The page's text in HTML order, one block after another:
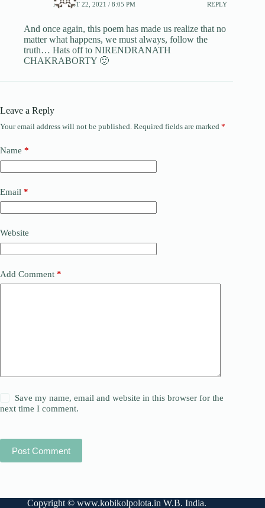
AUGUST 22, 2021 / 8:05 PM REPLY
And once again, this poem has made us realize that no
matter what happens, we must always, follow the
truth… Hats off to NIRENDRANATH
CHAKRABORTY 🙂
Leave a Reply
Your email address will not be published. Required fields are marked *
Name *
Email *
Website
Add Comment *
Save my name, email and website in this browser for the
next time I comment.
Post Comment
Copyright © www.kobikolpolota.in W.B. India.